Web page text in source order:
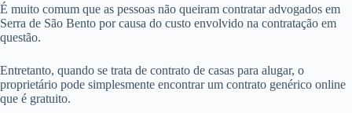
É muito comum que as pessoas não queiram contratar advogados em
Serra de São Bento por causa do custo envolvido na contratação em
questão.
Entretanto, quando se trata de contrato de casas para alugar, o
proprietário pode simplesmente encontrar um contrato genérico online
que é gratuito.